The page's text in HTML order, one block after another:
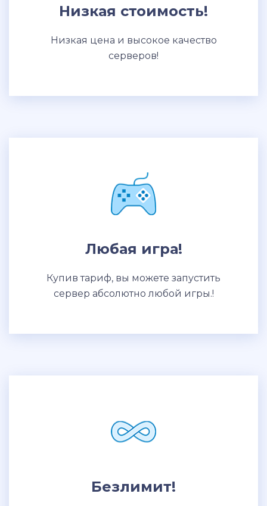
Низкая стоимость!
Низкая цена и высокое качество
серверов!
Любая игра!
Купив тариф, вы можете запустить
сервер абсолютно любой игры.!
Безлимит!